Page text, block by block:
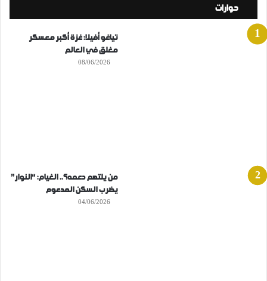
حوارات
تياغو أفيلا: غزة أكبر معسكر
مغلق في العالم
08/06/2026
من يلتهم دعمه؟.. الغيام: “النوار”
يضرب السكن المدعوم
04/06/2026